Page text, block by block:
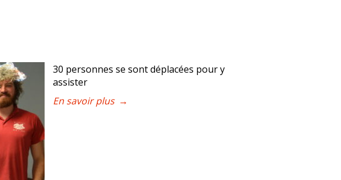
30 personnes se sont déplacées pour y
assister
En savoir plus →